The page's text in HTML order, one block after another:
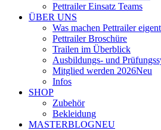
Pettrailer Einsatz Teams
ÜBER UNS
Was machen Pettrailer
Pettrailer Broschüre
Trailen im Überblick
Ausbildungs- und
Mitglied werden 2026Neu
Infos
SHOP
Zubehör
Bekleidung
MASTERBLOGNEU